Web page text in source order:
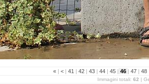
« | < | 41 | 42 | 43 | 44 | 45 | 46 | 47 | 48
Immagini totali: 62 |